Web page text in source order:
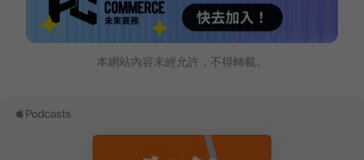
本網站內容未經允許，不得轉載。